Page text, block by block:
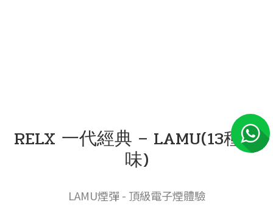
RELX 一代經典 – LAMU(13種口
味)
LAMU煙彈 - 頂級電子煙體驗